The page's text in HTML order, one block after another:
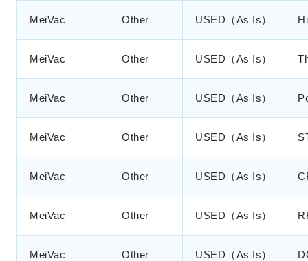
MeiVac Other USED（As Is）
MeiVac Other USED（As Is）
MeiVac Other USED（As Is）
MeiVac Other USED（As Is）
MeiVac Other USED（As Is）
MeiVac Other USED（As Is）
MeiVac Other USED（As Is）